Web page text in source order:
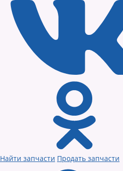
Найти запчасти Продать запчасти